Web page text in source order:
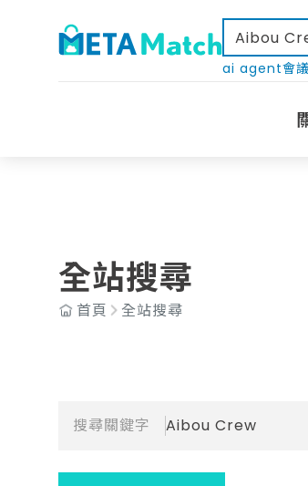
ai agent會
全站搜尋
首頁 全站搜尋
搜尋關鍵字 Aibou Crew